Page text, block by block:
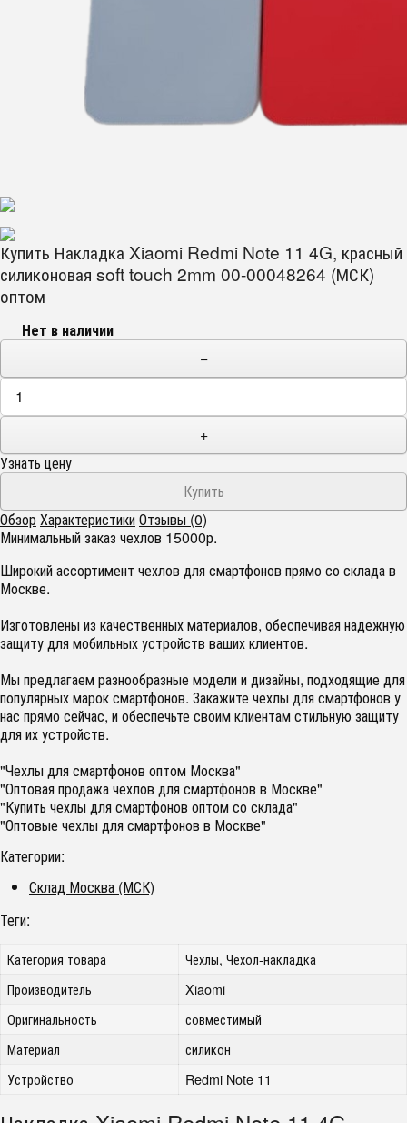
Купить Накладка Xiaomi Redmi Note 11 4G, красный
силиконовая soft touch 2mm 00-00048264 (МСК)
оптом
Нет в наличии
−
+
Узнать цену
ОбзорХарактеристикиОтзывы (0)
Минимальный заказ чехлов 15000р.
Широкий ассортимент чехлов для смартфонов прямо со склада в
Москве.
Изготовлены из качественных материалов, обеспечивая надежную
защиту для мобильных устройств ваших клиентов.
Мы предлагаем разнообразные модели и дизайны, подходящие для
популярных марок смартфонов. Закажите чехлы для смартфонов у
нас прямо сейчас, и обеспечьте своим клиентам стильную защиту
для их устройств.
"Чехлы для смартфонов оптом Москва"
"Оптовая продажа чехлов для смартфонов в Москве"
"Купить чехлы для смартфонов оптом со склада"
"Оптовые чехлы для смартфонов в Москве"
Категории:
Склад Москва (МСК)
Теги:
Категория товара
Чехлы, Чехол-накладка
Производитель
Xiaomi
Оригинальность
совместимый
Материал
силикон
Устройство
Redmi Note 11